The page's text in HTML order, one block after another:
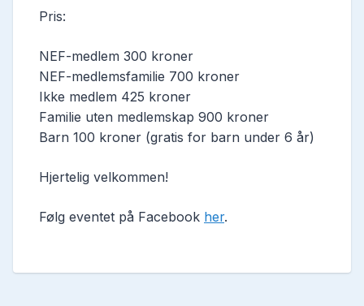
Pris:
NEF-medlem 300 kroner
NEF-medlemsfamilie 700 kroner
Ikke medlem 425 kroner
Familie uten medlemskap 900 kroner
Barn 100 kroner (gratis for barn under 6 år)
Hjertelig velkommen!
Følg eventet på Facebook her.